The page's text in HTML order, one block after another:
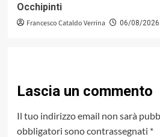
Occhipinti
Francesco Cataldo Verrina 06/08/2026
Lascia un commento
Il tuo indirizzo email non sarà
obbligatori sono contrassegnati *